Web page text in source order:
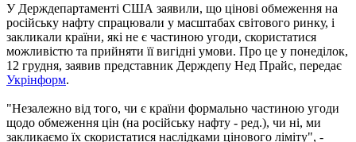
У Держдепартаменті США заявили, що цінові обмеження на
російську нафту спрацювали у масштабах світового ринку, і
закликали країни, які не є частиною угоди, скористатися
можливістю та прийняти її вигідні умови. Про це у понеділок,
12 грудня, заявив представник Держдепу Нед Прайс, передає
Укрінформ.
"Незалежно від того, чи є країни формально частиною угоди
щодо обмеження цін (на російську нафту - ред.), чи ні, ми
закликаємо їх скористатися наслідками цінового ліміту", -